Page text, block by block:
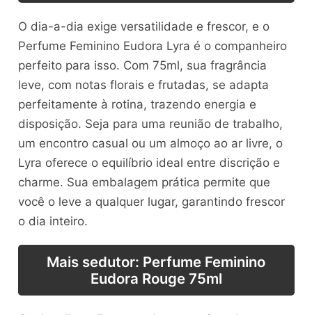
O dia-a-dia exige versatilidade e frescor, e o
Perfume Feminino Eudora Lyra é o companheiro
perfeito para isso. Com 75ml, sua fragrância
leve, com notas florais e frutadas, se adapta
perfeitamente à rotina, trazendo energia e
disposição. Seja para uma reunião de trabalho,
um encontro casual ou um almoço ao ar livre, o
Lyra oferece o equilíbrio ideal entre discrição e
charme. Sua embalagem prática permite que
você o leve a qualquer lugar, garantindo frescor
o dia inteiro.
Mais sedutor: Perfume Feminino
Eudora Rouge 75ml